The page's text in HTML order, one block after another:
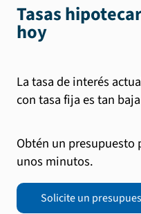
Tasas
hoy
La tasa de interés
con tasa fija es tan
Obtén un
unos minutos.
Solicite un